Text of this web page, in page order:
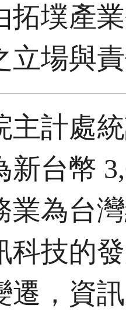
拓墣產
立場與
主計處
新台幣
業為台
科技的
遷，資